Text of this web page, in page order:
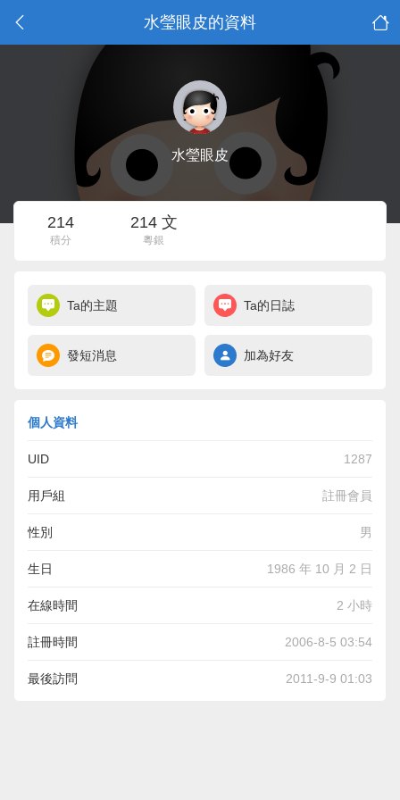
水瑩眼皮的資料
水瑩眼皮
214
積分
214 文
粵銀
Ta的主題 Ta的日誌
發短消息 加為好友
個人資料
UID 1287
用戶組 註冊會員
性別 男
生日 1986 年 10 月 2 日
在線時間 2 小時
註冊時間 2006-8-5 03:54
最後訪問 2011-9-9 01:03